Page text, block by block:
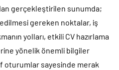
gerçekleştirilen sunumda;
gereken noktalar, iş
yolları, etkili CV hazırlama
yönelik önemli bilgiler
oturumlar sayesinde merak